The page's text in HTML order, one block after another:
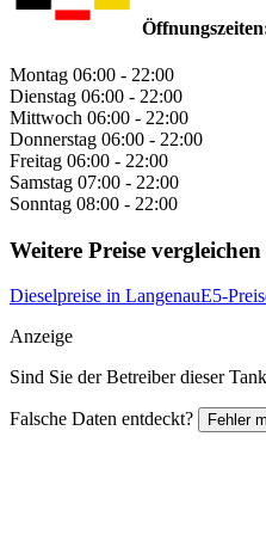
Montag 06:00 - 22:00
Dienstag 06:00 - 22:00
Mittwoch 06:00 - 22:00
Donnerstag 06:00 - 22:00
Freitag 06:00 - 22:00
Samstag 07:00 - 22:00
Sonntag 08:00 - 22:00
Weitere Preise vergleichen
Dieselpreise in LangenauE5-
Anzeige
Sind Sie der Betreiber dieser
Falsche Daten entdeckt? Fehler